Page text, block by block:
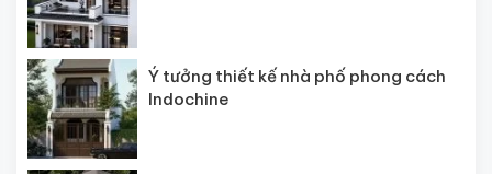
Ý tưởng thiết kế nhà phố phong cách
Indochine